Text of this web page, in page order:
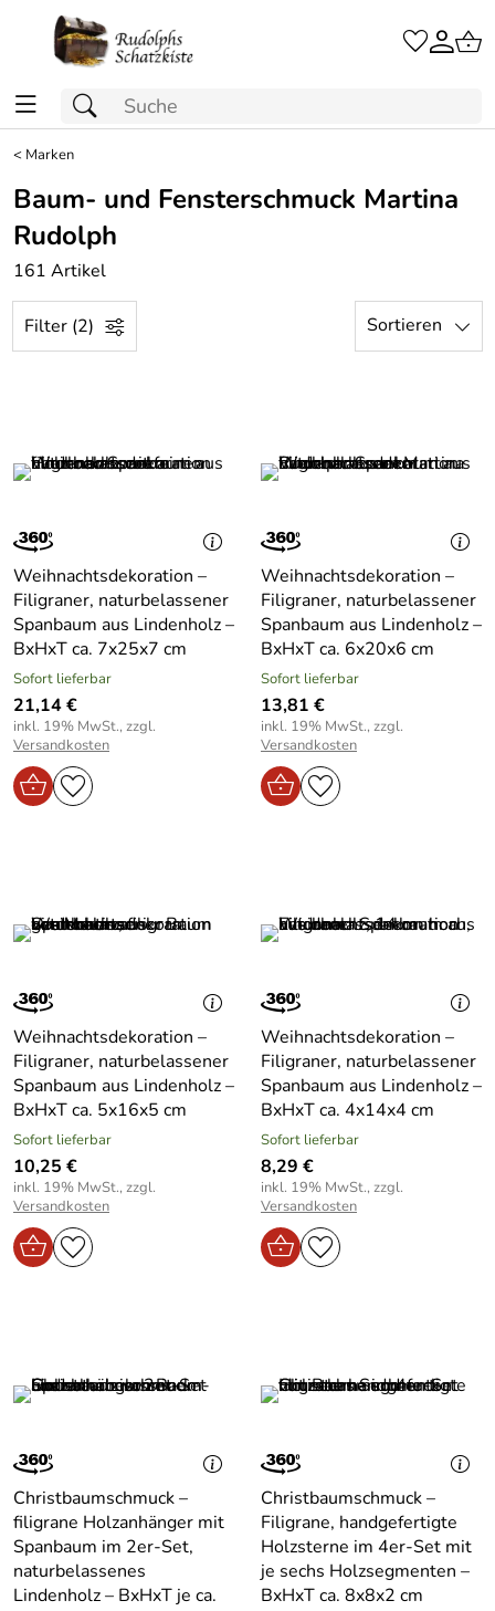
< Marken
Baum- und Fensterschmuck Martina
Rudolph
161 Artikel
Filter (2) Sortieren
Weihnachtsdekoration –
Filigraner, naturbelassener
Spanbaum aus Lindenholz –
BxHxT ca. 7x25x7 cm
Sofort lieferbar
21,14 €
inkl. 19% MwSt., zzgl.
Versandkosten
Weihnachtsdekoration –
Filigraner, naturbelassener
Spanbaum aus Lindenholz –
BxHxT ca. 6x20x6 cm
Sofort lieferbar
13,81 €
inkl. 19% MwSt., zzgl.
Versandkosten
Weihnachtsdekoration –
Filigraner, naturbelassener
Spanbaum aus Lindenholz –
BxHxT ca. 5x16x5 cm
Sofort lieferbar
10,25 €
inkl. 19% MwSt., zzgl.
Versandkosten
Weihnachtsdekoration –
Filigraner, naturbelassener
Spanbaum aus Lindenholz –
BxHxT ca. 4x14x4 cm
Sofort lieferbar
8,29 €
inkl. 19% MwSt., zzgl.
Versandkosten
Christbaumschmuck –
filigrane Holzanhänger mit
Spanbaum im 2er-Set,
naturbelassenes
Lindenholz – BxHxT je ca.
Christbaumschmuck –
Filigrane, handgefertigte
Holzsterne im 4er-Set mit
je sechs Holzsegmenten –
BxHxT ca. 8x8x2 cm